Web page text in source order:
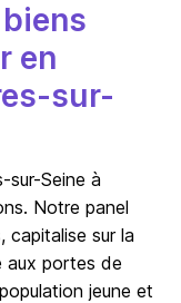
en
sur-
sur-Seine à
Notre panel
capitalise sur la
aux portes de
jeune et